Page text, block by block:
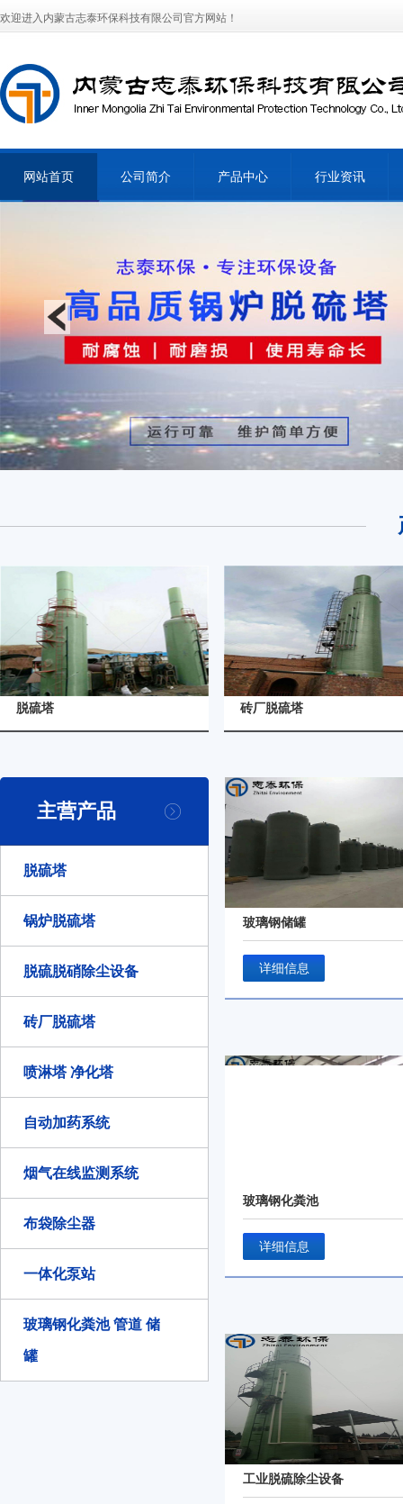
欢迎进入内蒙古志泰环保科技有限公司官方网站！
网站首页 公司简介 产品中心 行业资讯
脱硫塔 砖厂脱硫塔
详细信息 详
自动加碱系统 玻璃钢储罐
详
主营产品
脱硫塔
锅炉脱硫塔
脱硫脱硝除尘设备
砖厂脱硫塔
喷淋塔 净化塔
自动加药系统
烟气在线监测系统
布袋除尘器
一体化泵站
玻璃钢化粪池 管道 储
罐
玻璃钢储罐
详细信息
玻璃钢化粪池
详细信息
工业脱硫除尘设备